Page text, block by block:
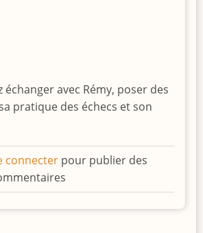
échanger avec Rémy, poser des
pratique des échecs et son
connecterpour publier des